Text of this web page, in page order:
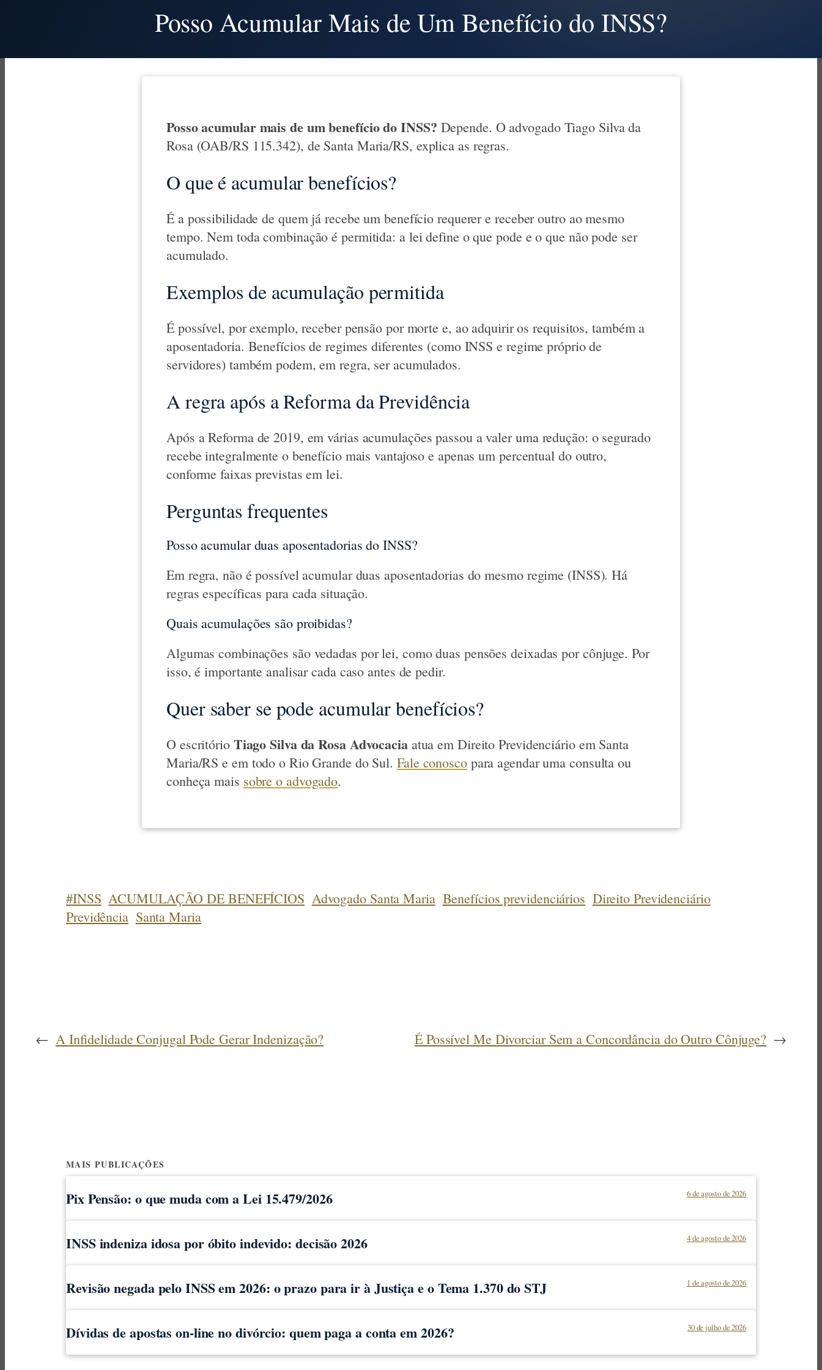
Posso Acumular Mais de Um Benefício do INSS?
Posso acumular mais de um benefício do INSS? Depende. O advogado Tiago Silva da
Rosa (OAB/RS 115.342), de Santa Maria/RS, explica as regras.
O que é acumular benefícios?
É a possibilidade de quem já recebe um benefício requerer e receber outro ao mesmo
tempo. Nem toda combinação é permitida: a lei define o que pode e o que não pode ser
acumulado.
Exemplos de acumulação permitida
É possível, por exemplo, receber pensão por morte e, ao adquirir os requisitos, também a
aposentadoria. Benefícios de regimes diferentes (como INSS e regime próprio de
servidores) também podem, em regra, ser acumulados.
A regra após a Reforma da Previdência
Após a Reforma de 2019, em várias acumulações passou a valer uma redução: o segurado
recebe integralmente o benefício mais vantajoso e apenas um percentual do outro,
conforme faixas previstas em lei.
Perguntas frequentes
Posso acumular duas aposentadorias do INSS?
Em regra, não é possível acumular duas aposentadorias do mesmo regime (INSS). Há
regras específicas para cada situação.
Quais acumulações são proibidas?
Algumas combinações são vedadas por lei, como duas pensões deixadas por cônjuge. Por
isso, é importante analisar cada caso antes de pedir.
Quer saber se pode acumular benefícios?
O escritório Tiago Silva da Rosa Advocaciaatua em Direito Previdenciário em Santa
Maria/RS e em todo o Rio Grande do Sul. Fale conoscopara agendar uma consulta ou
conheça mais sobre o advogado.
#INSS ACUMULAÇÃO DE BENEFÍCIOS Advogado Santa Maria Benefícios previdenciários Direito Previdenciário
Previdência Santa Maria
← A Infidelidade Conjugal Pode Gerar Indenização? É Possível Me Divorciar Sem a Concordância do Outro Cônjuge? →
MAIS PUBLICAÇÕES
Pix Pensão: o que muda com a Lei 15.479/2026 6 de agosto de 2026
INSS indeniza idosa por óbito indevido: decisão 2026 4 de agosto de 2026
Revisão negada pelo INSS em 2026: o prazo para ir à Justiça e o Tema 1.370 do STJ 1 de agosto de 2026
Dívidas de apostas on-line no divórcio: quem paga a conta em 2026? 30 de julho de 2026